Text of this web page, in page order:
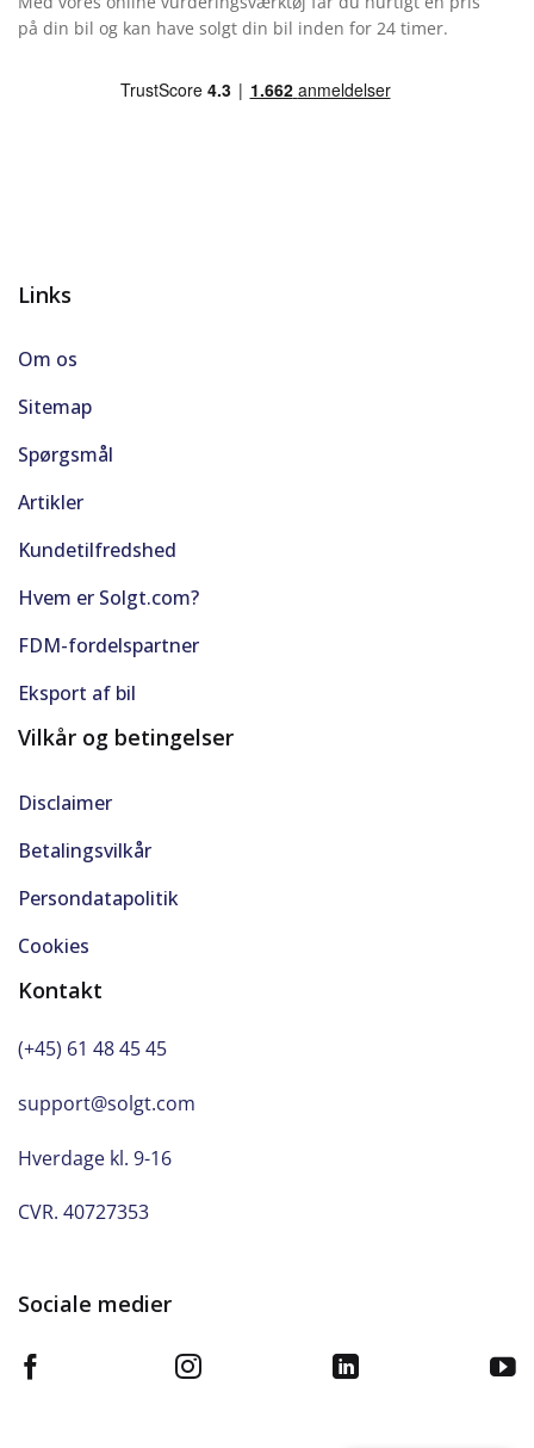
på din bil og kan have solgt din bil inden for 24 timer.
Links
Om os
Sitemap
Spørgsmål
Artikler
Kundetilfredshed
Hvem er Solgt.com?
FDM-fordelspartner
Eksport af bil
Vilkår og betingelser
Disclaimer
Betalingsvilkår
Persondatapolitik
Cookies
Kontakt
(+45) 61 48 45 45
support@solgt.com
Hverdage kl. 9-16
CVR. 40727353
Sociale medier